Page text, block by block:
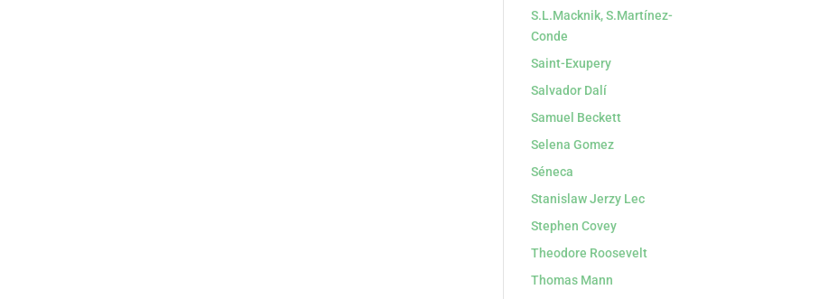
S.L.Macknik, S.Martínez-
Conde
Saint-Exupery
Salvador Dalí
Samuel Beckett
Selena Gomez
Séneca
Stanislaw Jerzy Lec
Stephen Covey
Theodore Roosevelt
Thomas Mann